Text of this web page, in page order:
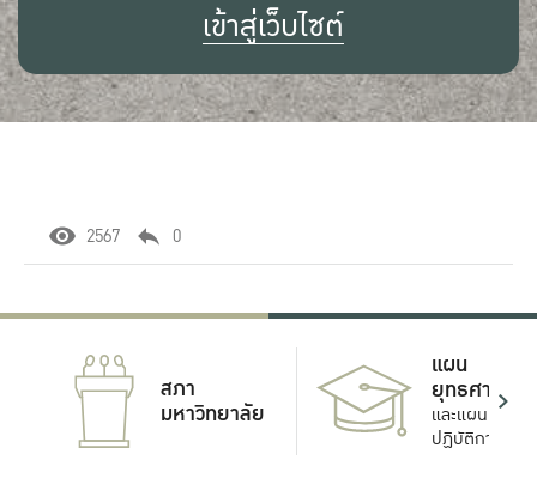
เข้าสู่เว็บไซต์
2567 0
สภา
มหาวิทยาลัย
แผน
ยุทธศาสตร์
และแผน
ปฏิบัติการ